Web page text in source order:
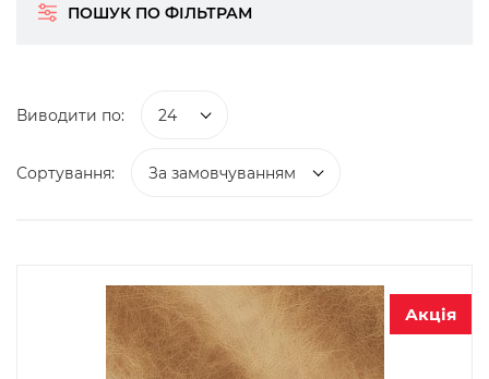
ПОШУК ПО ФІЛЬТРАМ
Виводити по: 24
Сортування: За замовчуванням
Акція